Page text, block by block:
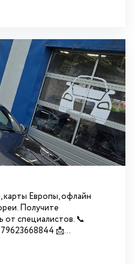
карты Европы, офлайн
Получите
специалистов. 📞
📩...